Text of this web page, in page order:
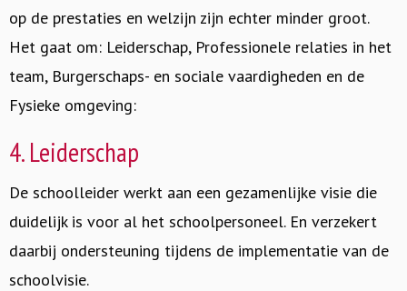
op de prestaties en welzijn zijn echter minder groot.
Het gaat om: Leiderschap, Professionele relaties in het
team, Burgerschaps- en sociale vaardigheden en de
Fysieke omgeving:
4. Leiderschap
De schoolleider werkt aan een gezamenlijke visie die
duidelijk is voor al het schoolpersoneel. En verzekert
daarbij ondersteuning tijdens de implementatie van de
schoolvisie.